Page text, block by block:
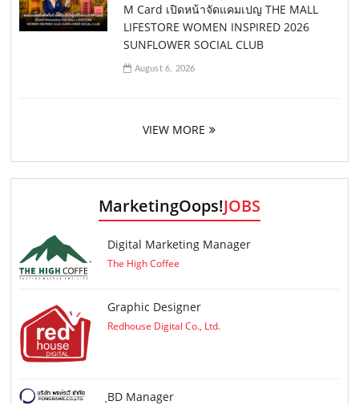
M Card เปิดหน้าจัดแคมเปญ THE MALL
LIFESTORE WOMEN INSPIRED 2026
SUNFLOWER SOCIAL CLUB
August 6, 2026
VIEW MORE
MarketingOops!JOBS
Digital Marketing Manager
The High Coffee
Graphic Designer
Redhouse Digital Co., Ltd.
ฺBD Manager